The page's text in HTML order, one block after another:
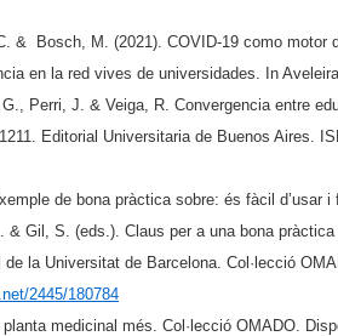
& Bosch, M. (2021). COVID-19 como motor
en la red vives de universidades. In
Perri, J. & Veiga, R. Convergencia entre
Editorial Universitaria de Buenos Aires.
de bona pràctica sobre: és fàcil d’usar
& Gil, S. (eds.). Claus per a una bona pràctica
la Universitat de Barcelona. Col·lecció
2445/180784
medicinal més. Col·lecció OMADO.